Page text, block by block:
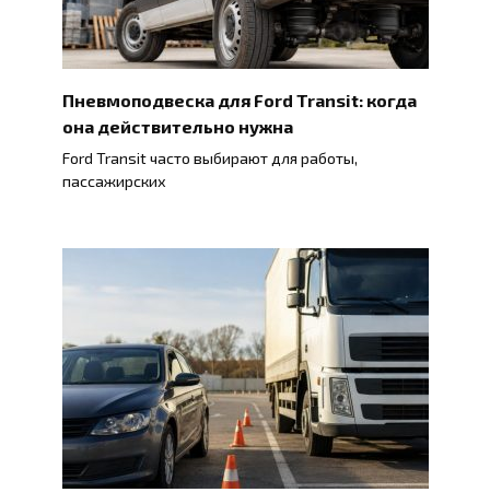
Пневмоподвеска для Ford Transit: когда
она действительно нужна
Ford Transit часто выбирают для работы,
пассажирских